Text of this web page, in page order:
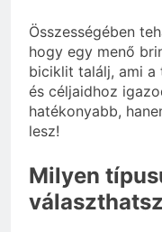
Összességében
hogy egy menő
biciklit találj, ami a
és céljaidhoz
hatékonyabb,
lesz!
Milyen